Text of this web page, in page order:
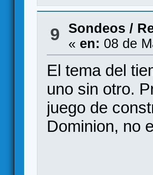
9 Sondeos /
« en: 08 de
El tema del
uno sin otro.
juego de
Dominion, no